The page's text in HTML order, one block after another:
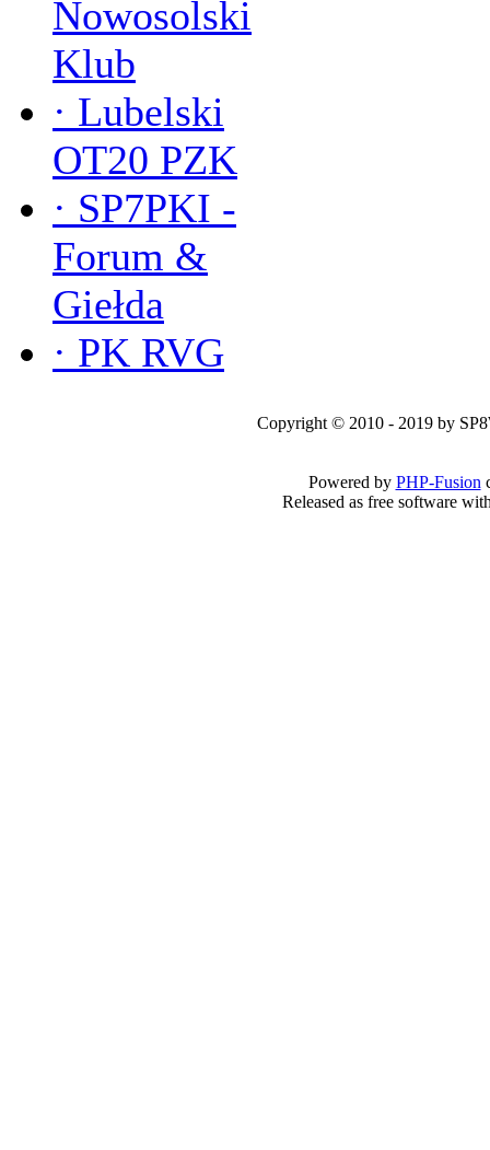
Nowosolski
Klub
· Lubelski
OT20 PZK
· SP7PKI -
Forum &
Giełda
· PK RVG
Copyright © 2010 - 2019 by
Powered by PHP-Fusion
Released as free software